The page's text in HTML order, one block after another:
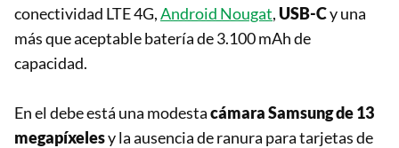
conectividad LTE 4G,Android Nougat, USB-Cy una
más que aceptable batería de 3.100 mAh de
capacidad.
En el debe está una modestacámara Samsung de 13
megapíxelesy la ausencia de ranura para tarjetas de